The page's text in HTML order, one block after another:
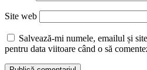
Site web
Salvează-mi numele, emailul și
pentru data viitoare când o să